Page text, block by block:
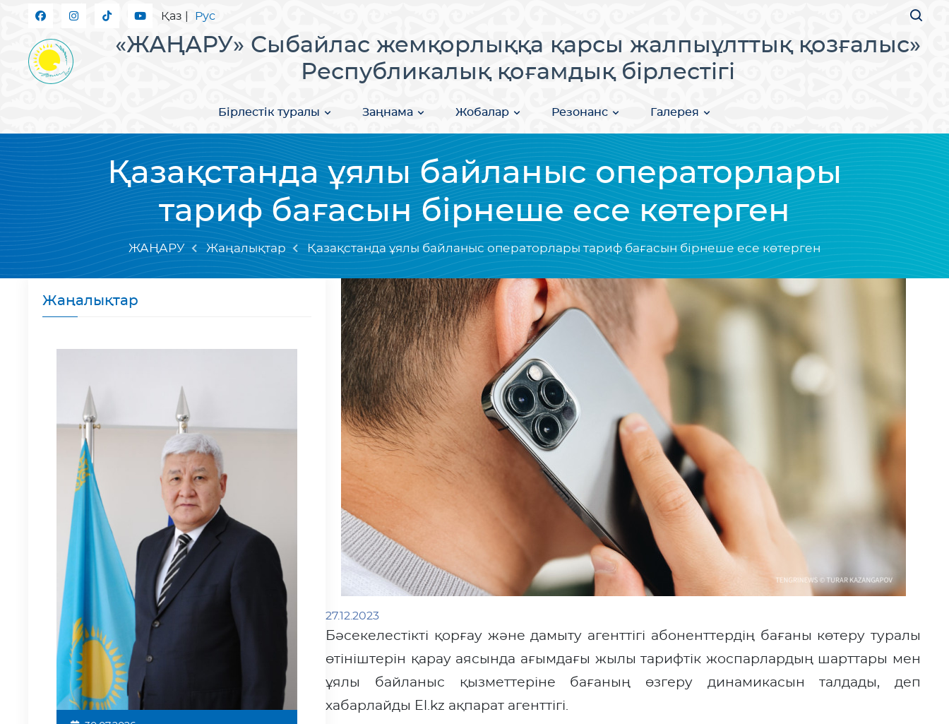
Қаз Рус
«ЖАҢАРУ» Сыбайлас жемқорлыққа қарсы жалпыұлттық қозғалыс»
Республикалық қоғамдық бірлестігі
Бірлестік туралы Заңнама Жобалар Резонанс Галерея
Қазақстанда ұялы байланыс операторлары
тариф бағасын бірнеше есе көтерген
ЖАҢАРУ Жаңалықтар Қазақстанда ұялы байланыс операторлары тариф бағасын бірнеше есе көтерген
Жаңалықтар
27.12.2023
Бәсекелестікті қорғау және дамыту агенттігі абоненттердің бағаны көтеру туралы
өтініштерін қарау аясында ағымдағы жылы тарифтік жоспарлардың шарттары мен
ұялы байланыс қызметтеріне бағаның өзгеру динамикасын талдады, деп
хабарлайды El.kz ақпарат агенттігі.